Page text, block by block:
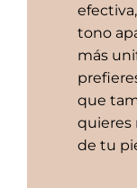
tono
más
que
quieres
de tu